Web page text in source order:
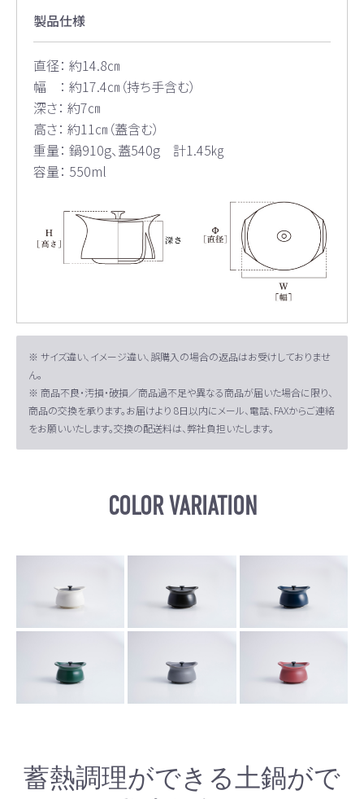
製品仕様
直径： 約14.8㎝
幅 ： 約17.4㎝（持ち手含む）
深さ： 約7㎝
高さ： 約11㎝（蓋含む）
重量： 鍋910g、蓋540g 計1.45㎏
容量： 550ml
※ サイズ違い、イメージ違い、誤購入の場合の返品はお受けしておりませ
ん。
※ 商品不良・汚損・破損／商品過不足や異なる商品が届いた場合に限り、
商品の交換を承ります。お届けより 8日以内にメール、電話、FAXからご連絡
をお願いいたします。交換の配送料は、弊社負担いたします。
COLOR VARIATION
蓄熱調理ができる土鍋がで